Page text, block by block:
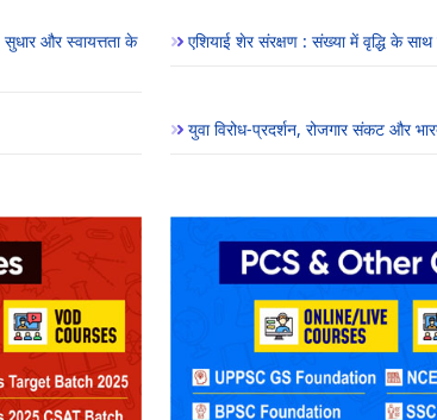
और स्वायत्तता के
एशियाई शेर संरक्षण : संख्या में वृद्धि के साथ
युवा विरोध-प्रदर्शन, रोजगार संकट और